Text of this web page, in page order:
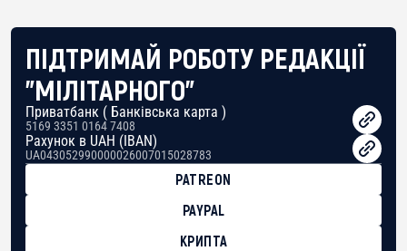
ПІДТРИМАЙ РОБОТУ РЕДАКЦІЇ
"МІЛІТАРНОГО"
Приватбанк ( Банківська карта )
5169 3351 0164 7408
Рахунок в UAH (IBAN)
UA043052990000026007015028783
PATREON
PAYPAL
КРИПТА